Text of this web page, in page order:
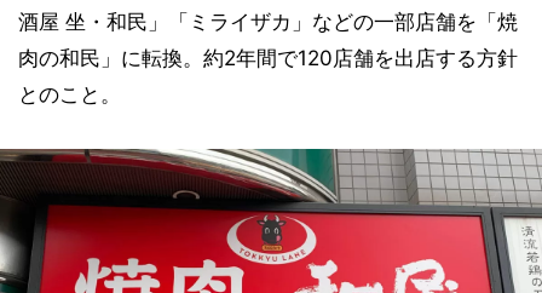
酒屋 坐・和民」「ミライザカ」などの一部店舗を「焼
肉の和民」に転換。約2年間で120店舗を出店する方針
とのこと。